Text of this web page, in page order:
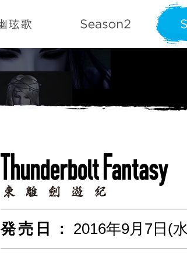
発売日 : 2016年9月7日(